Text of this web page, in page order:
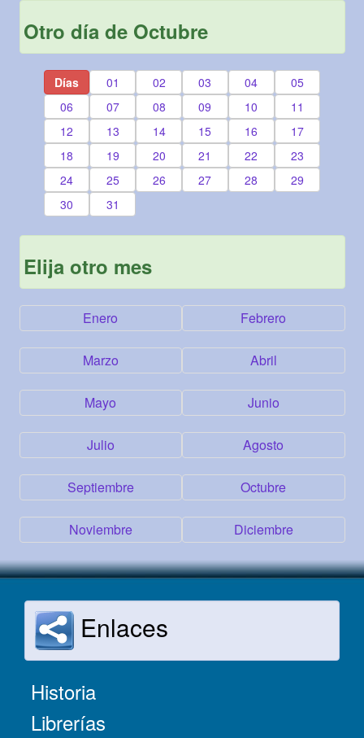
Otro día de Octubre
Días 01 02 03 04
05
06
07 08 09 10
11
12
13 14 15 16
17
18
19 20 21 22
23
24
25 26 27 28
29
30
31
Elija otro mes
Enero Febrero
Marzo Abril
Mayo Junio
Julio Agosto
Septiembre Octubre
Noviembre Diciembre
Enlaces
Historia
Librerías